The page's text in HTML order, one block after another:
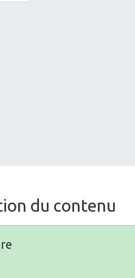
du contenu